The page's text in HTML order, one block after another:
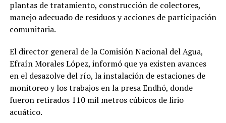
plantas de tratamiento, construcción de colectores,
manejo adecuado de residuos y acciones de participación
comunitaria.
El director general de la Comisión Nacional del Agua,
Efraín Morales López, informó que ya existen avances
en el desazolve del río, la instalación de estaciones de
monitoreo y los trabajos en la presa Endhó, donde
fueron retirados 110 mil metros cúbicos de lirio
acuático.